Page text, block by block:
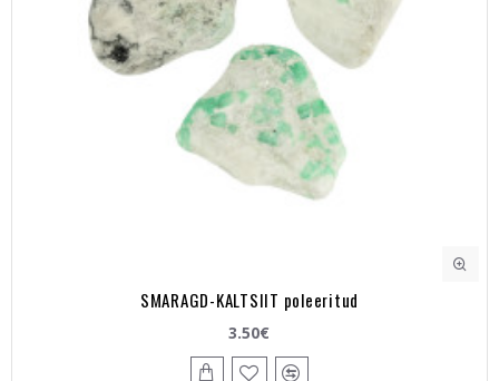
SMARAGD-KALTSIIT poleeritud
3.50€